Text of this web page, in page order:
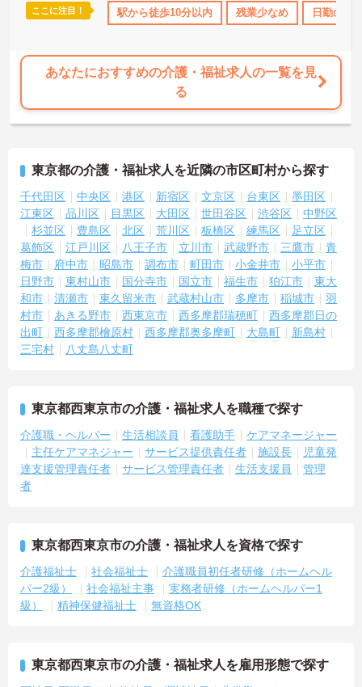
資格取得サポート 研修制度あり 産休･育休･介護休暇取得実
ここに注目！ 駅から徒歩10分以内 残業少なめ 日勤のみ
あなたにおすすめの介護・福祉求人の一覧を見
る
東京都の介護・福祉求人を近隣の市区町村から探す
千代田区 中央区 港区 新宿区 文京区 台東区
墨田区
江東区
品川区 目黒区 大田区 世田谷区 渋谷区
中野区
杉並区
豊島区 北区 荒川区 板橋区 練馬区
足立区
葛飾区
江戸川区 八王子市 立川市 武蔵野市 三鷹市
青
梅市
府中市 昭島市 調布市 町田市 小金井市
小平市
日野市
東村山市 国分寺市 国立市 福生市 狛江市
東大
和市
清瀬市 東久留米市 武蔵村山市 多摩市 稲城市
羽
村市
あきる野市 西東京市 西多摩郡瑞穂町
西多摩郡日の
出町
西多摩郡檜原村 西多摩郡奥多摩町 大島町
新島村
三宅村
八丈島八丈町
東京都西東京市の介護・福祉求人を職種で探す
介護職・ヘルパー 生活相談員 看護助手
ケアマネージャー
主任ケアマネジャー
サービス提供責任者 施設長
児童発
達支援管理責任者
サービス管理責任者 生活支援員
管理
者
東京都西東京市の介護・福祉求人を資格で探す
介護福祉士 社会福祉士
介護職員初任者研修（ホームヘル
パー2級）
社会福祉主事
実務者研修（ホームヘルパー1
級）
精神保健福祉士 無資格OK
東京都西東京市の介護・福祉求人を雇用形態で探す